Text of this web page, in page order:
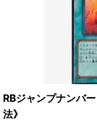
RBジャンプナンバ
法》